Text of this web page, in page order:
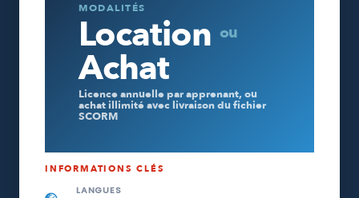
MODALITÉS
Location ou
Achat
Licence annuelle par apprenant, ou
achat illimité avec livraison du fichier
SCORM
INFORMATIONS CLÉS
LANGUES